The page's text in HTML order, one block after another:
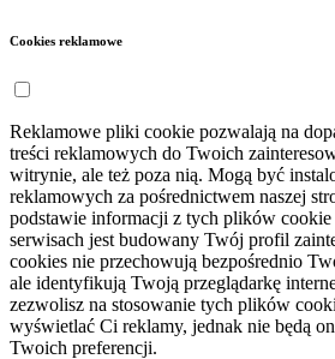
Cookies reklamowe
Reklamowe pliki cookie pozwalają na
treści reklamowych do Twoich
witrynie, ale też poza nią. Mogą być
reklamowych za pośrednictwem naszej
podstawie informacji z tych plików
serwisach jest budowany Twój profil
cookies nie przechowują bezpośrednio
ale identyfikują Twoją przeglądarkę
zezwolisz na stosowanie tych plików
wyświetlać Ci reklamy, jednak nie będą
Twoich preferencji.